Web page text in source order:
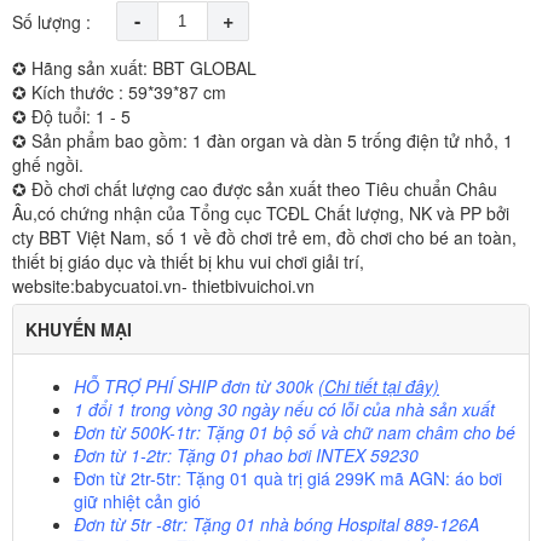
Số lượng : - +
✪ Hãng sản xuất: BBT GLOBAL
✪ Kích thước : 59*39*87 cm
✪ Độ tuổi: 1 - 5
✪ Sản phẩm bao gồm: 1 đàn organ và dàn 5 trống điện tử nhỏ, 1
ghế ngồi.
✪ Đồ chơi chất lượng cao được sản xuất theo Tiêu chuẩn Châu
Âu,có chứng nhận của Tổng cục TCĐL Chất lượng, NK và PP bởi
cty BBT Việt Nam, số 1 về đồ chơi trẻ em, đồ chơi cho bé an toàn,
thiết bị giáo dục và thiết bị khu vui chơi giải trí,
website:babycuatoi.vn- thietbivuichoi.vn
KHUYẾN MẠI
HỖ TRỢ PHÍ SHIPđơn từ 300k (Chi tiết tại đây)
1 đổi 1 trong vòng 30 ngày nếu có lỗi của nhà sản xuất
Đơn từ 500K-1tr: Tặng 01 bộ số và chữ nam châm cho bé
Đơn từ 1-2tr: Tặng 01 phao bơi INTEX 59230
Đơn từ 2tr-5tr: Tặng 01 quà trị giá 299K mã AGN: áo bơi
giữ nhiệt cản gió
Đơn từ 5tr -8tr: Tặng 01 nhà bóng Hospital 889-126A